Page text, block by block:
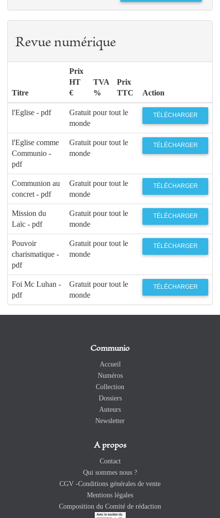
Revue numérique
Titre
Prix
HT
€
TVA
%
Prix
TTC
Action
l'Eglise - pdf
Gratuit pour tout le
monde
TÉLÉCHARGER
l'Eglise comme
Communio -
pdf
Gratuit pour tout le
monde
TÉLÉCHARGER
Communion au
concret - pdf
Gratuit pour tout le
monde
TÉLÉCHARGER
Mission du
Laïc - pdf
Gratuit pour tout le
monde
TÉLÉCHARGER
Pouvoir
charismatique -
pdf
Gratuit pour tout le
monde
TÉLÉCHARGER
Foi Mc Luhan -
pdf
Gratuit pour tout le
monde
TÉLÉCHARGER
Communio
Accueil
Numéros
Collection
Dossiers
Auteurs
Newsletter
A propos
Contact
Qui sommes nous ?
CGV -Conditions générales de vente
Mentions légales
Composition du Comité de rédaction